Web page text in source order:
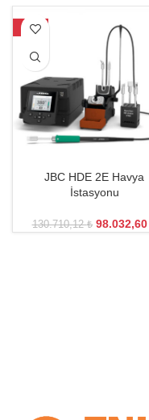
-25%
JBC HDE 2E Havya
İstasyonu
130.710,12₺ 98.032,60